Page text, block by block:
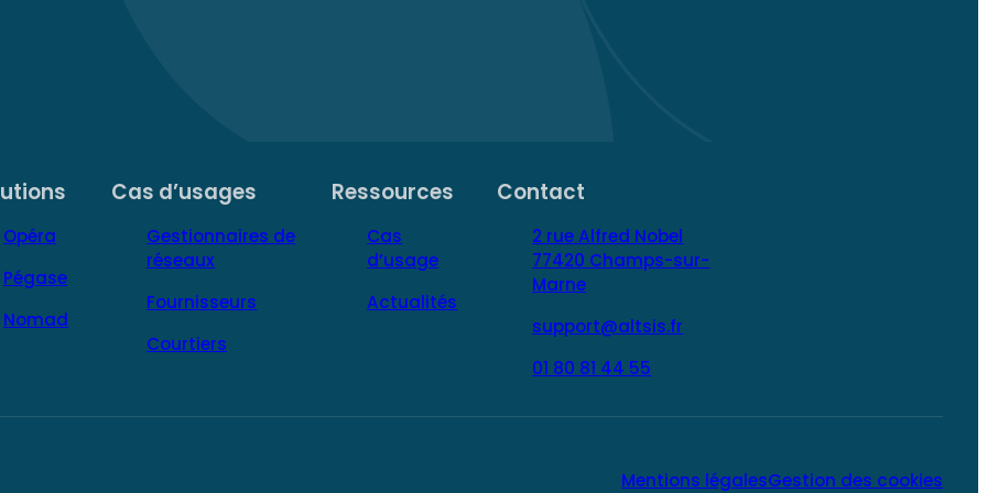
Opéra
Pégase
Nomad
Cas d’usages
Gestionnaires de
réseaux
Fournisseurs
Courtiers
Ressources
Cas
d’usage
Actualités
Contact
2 rue Alfred Nobel
77420 Champs-sur-
Marne
support@altsis.fr
01 80 81 44 55
Mentions légalesGestion des cookies